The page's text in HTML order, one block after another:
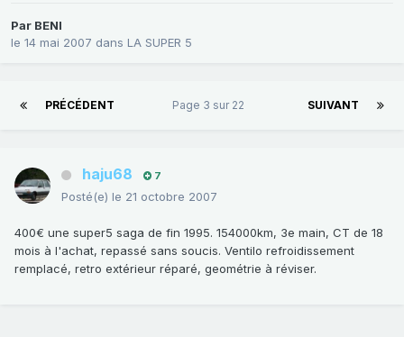
Par BENI
le 14 mai 2007 dans LA SUPER 5
PRÉCÉDENT SUIVANT
Page 3 sur 22
haju68 7
Posté(e) le 21 octobre 2007
400€ une super5 saga de fin 1995. 154000km, 3e main, CT de 18
mois à l'achat, repassé sans soucis. Ventilo refroidissement
remplacé, retro extérieur réparé, geométrie à réviser.